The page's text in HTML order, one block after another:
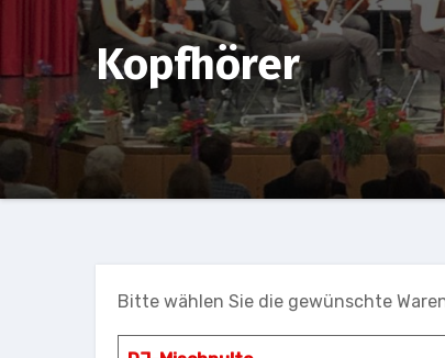
Kopfhörer
Bitte wählen Sie die gewünschte